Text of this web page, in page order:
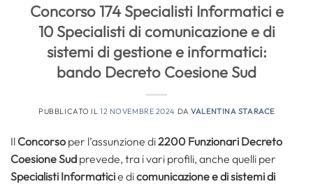
Concorso 174 Specialisti Informatici e
10 Specialisti di comunicazione e di
sistemi di gestione e informatici:
bando Decreto Coesione Sud
PUBBLICATO IL12 NOVEMBRE 2024 DAVALENTINA STARACE
Il Concorso per l’assunzione di2200 Funzionari Decreto
Coesione Sud prevede, tra i vari profili, anche quelli per
Specialisti Informaticie dicomunicazione e di sistemi di